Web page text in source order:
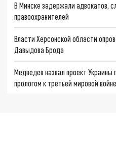
В Минске задержали адвокатов,
правоохранителей
Власти Херсонской области
Давыдова Брода
Медведев назвал проект Украины
прологом к третьей мировой войне